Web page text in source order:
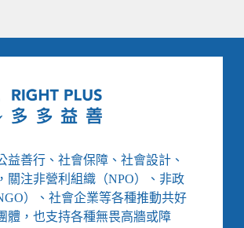
益善行、社會保障、社會設計、
關注非營利組織（NPO）、非政
）、社會企業等各種推動共好
體，也支持各種無畏高牆或障